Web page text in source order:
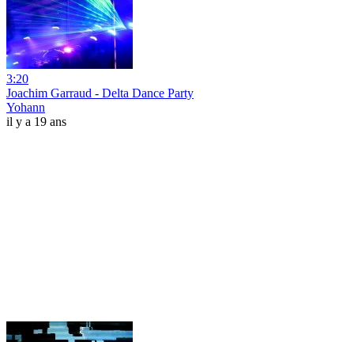
3:20
Joachim Garraud - Delta Dance Party
Yohann
il y a 19 ans